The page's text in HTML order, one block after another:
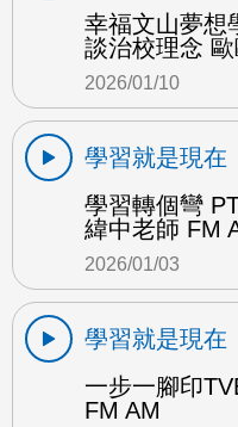
幸福文山夢想
談治校理念
2026/01/10
學習就是現在
學習轉個彎
緯中老師 FM
2026/01/03
學習就是現在
一步一腳印
FM AM